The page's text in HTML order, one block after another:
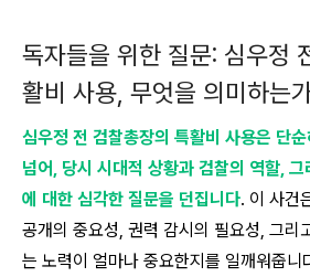
독자들을 위한 질문: 심우정
활비 사용, 무엇을 의미하는
심우정 전 검찰총장의 특활비 사용은 단
넘어, 당시 시대적 상황과 검찰의 역할,
에 대한 심각한 질문을 던집니다. 이 사건
공개의 중요성, 권력 감시의 필요성, 그리
는 노력이 얼마나 중요한지를 일깨워줍니